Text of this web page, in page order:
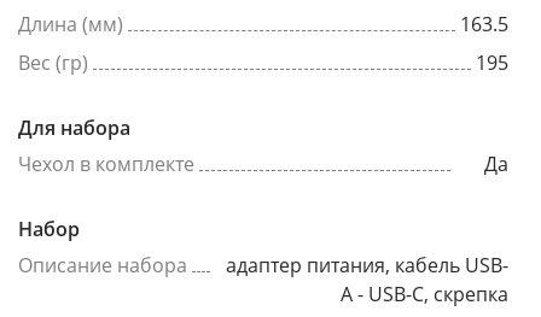
Длина (мм)
163.5
Вес (гр)
195
Для набора
Чехол в комплекте
Да
Набор
Описание набора
адаптер питания, кабель USB-
A - USB-C, скрепка